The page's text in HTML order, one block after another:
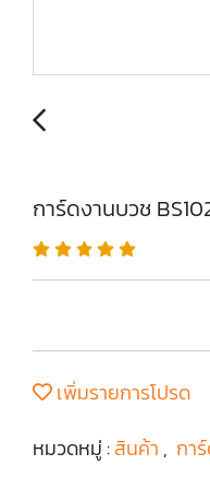
การ์ดงานบวช
เพิ่มรายการโปรด
หมวดหมู่ :สินค้า , กา